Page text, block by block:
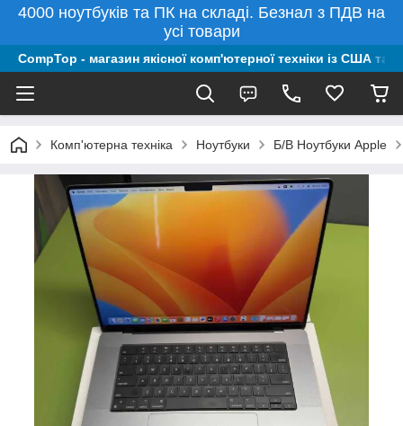
4000 ноутбуків та ПК на складі. Безнал з ПДВ на
усі товари
CompTop - магазин якісної комп'ютерної техніки із США та
Комп'ютерна техніка Ноутбуки Б/В Ноутбуки Apple